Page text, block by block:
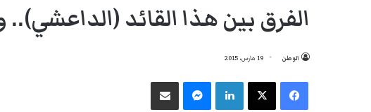
الفرق بين هذا القائد
الوطن 19 مارس، 2015
فيسبوك ‫X لينكدإن ماسنجر مشاركة عبر البريد